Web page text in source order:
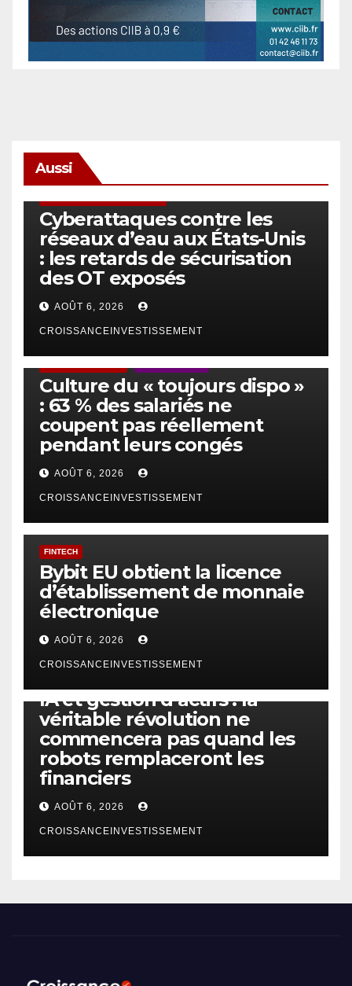
Aussi
Cyberattaques contre les
réseaux d’eau aux États-Unis
: les retards de sécurisation
des OT exposés
AOÛT 6, 2026
CROISSANCEINVESTISSEMENT
Culture du « toujours dispo »
: 63 % des salariés ne
coupent pas réellement
pendant leurs congés
AOÛT 6, 2026
CROISSANCEINVESTISSEMENT
FINTECH
Bybit EU obtient la licence
d’établissement de monnaie
électronique
AOÛT 6, 2026
CROISSANCEINVESTISSEMENT
IA et gestion d’actifs : la
véritable révolution ne
commencera pas quand les
robots remplaceront les
financiers
AOÛT 6, 2026
CROISSANCEINVESTISSEMENT